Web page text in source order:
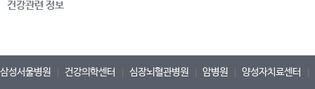
건강관련 정보
삼성서울병원 건강의학센터 심장뇌혈관병원 암병원 양성자치료센터